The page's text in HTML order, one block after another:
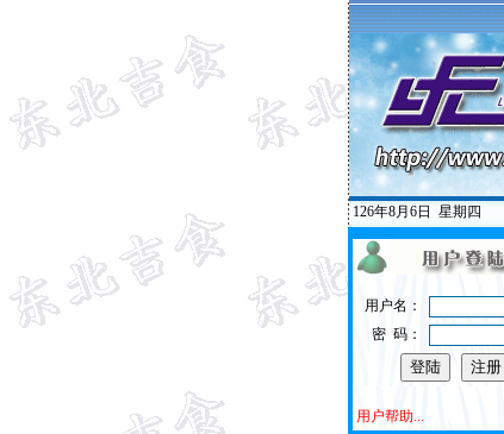
126年8月6日 星期四
用户名：
密 码：
用户帮助...